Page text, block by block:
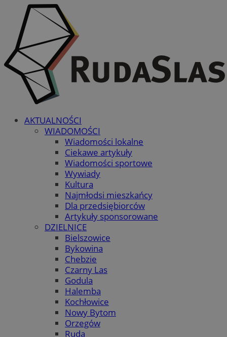
AKTUALNOŚCI
WIADOMOŚCI
Wiadomości lokalne
Ciekawe artykuły
Wiadomości sportowe
Wywiady
Kultura
Najmłodsi mieszkańcy
Dla przedsiębiorców
Artykuły sponsorowane
DZIELNICE
Bielszowice
Bykowina
Chebzie
Czarny Las
Godula
Halemba
Kochłowice
Nowy Bytom
Orzegów
Ruda